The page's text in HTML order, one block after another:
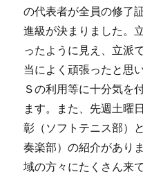
の代表者が全員の修了
進級が決まりました。
ったように見え、立派
当によく頑張ったと思
Ｓの利用等に十分気を
ます。また、先週土曜
彰（ソフトテニス部）
奏楽部）の紹介があり
域の方々にたくさん来